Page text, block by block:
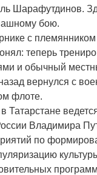
Шарафутдинов.
бою.
с
теперь
и обычный
вернулся с
флоте.
Татарстане
Владимира
по